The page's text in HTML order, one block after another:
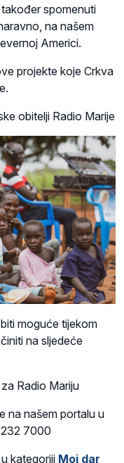
spomenuti
na našem
Americi.
projekte koje Crkva
obitelji Radio Marije
moguće tijekom
na sljedeće
Radio Mariju
na našem portalu u
7000
kategoriji Moj dar